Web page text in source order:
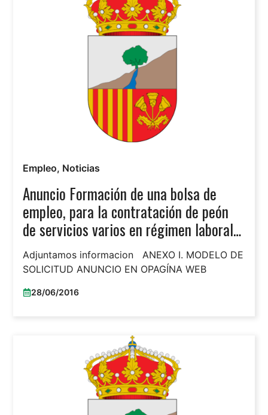
Empleo, Noticias
Anuncio Formación de una bolsa de
empleo, para la contratación de peón
de servicios varios en régimen laboral
temporal
Adjuntamos informacion ANEXO I. MODELO DE
SOLICITUD ANUNCIO EN OPAGÍNA WEB
28/06/2016